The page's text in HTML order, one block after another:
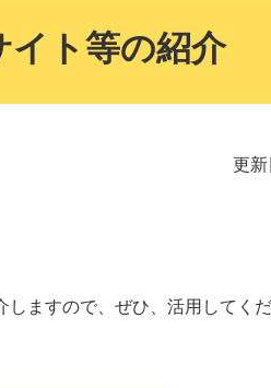
イト等の紹介
更
ますので、ぜひ、活用してくだ